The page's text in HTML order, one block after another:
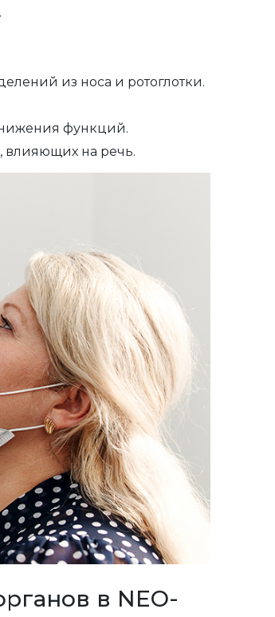
из носа и ротоглотки.
функций.
влияющих на речь.
в NEO-